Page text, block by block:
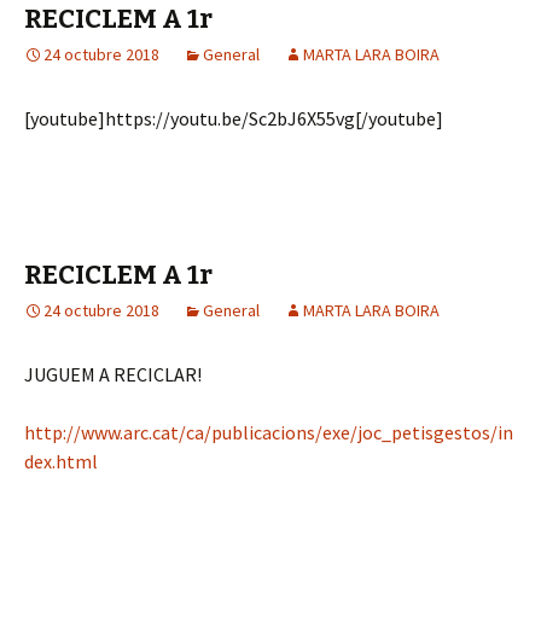
RECICLEM A 1r
24 octubre 2018 General MARTA LARA BOIRA
[youtube]https://youtu.be/Sc2bJ6X55vg[/youtube]
RECICLEM A 1r
24 octubre 2018 General MARTA LARA BOIRA
JUGUEM A RECICLAR!
http://www.arc.cat/ca/publicacions/exe/joc_petisgestos/in
dex.html